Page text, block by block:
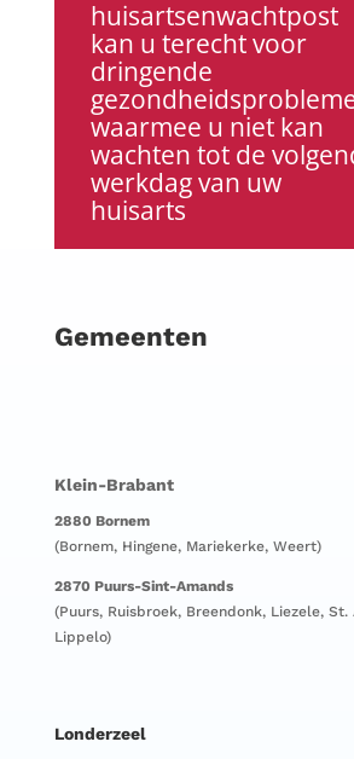
huisartsenwachtpost
kan u terecht voor
dringende
waarmee u niet kan
wachten tot de
werkdag van uw
huisarts
Gemeenten
Klein-Brabant
2880 Bornem
(Bornem, Hingene, Mariekerke, Weert)
2870 Puurs-Sint-Amands
(Puurs, Ruisbroek, Breendonk, Liezele, St.
Lippelo)
Londerzeel